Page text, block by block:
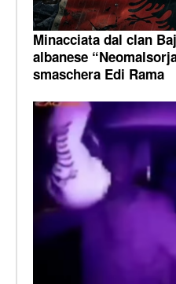
Minacciata dal clan
albanese
smaschera Edi Rama